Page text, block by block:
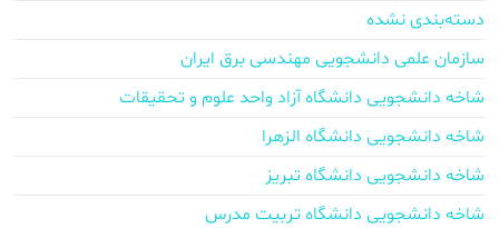
دسته‌بندی نشده
سازمان علمی دانشجویی مهندسی برق ایران
شاخه دانشجویی دانشگاه آزاد واحد علوم و تحقیقات
شاخه دانشجویی دانشگاه الزهرا
شاخه دانشجویی دانشگاه تبریز
شاخه دانشجویی دانشگاه تربیت مدرس